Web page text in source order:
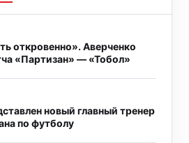
откровенно». Аверченко
«Партизан» — «Тобол»
новый главный тренер
по футболу